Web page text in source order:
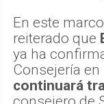
En este
reiterado que
ya ha
Consejería
continuará